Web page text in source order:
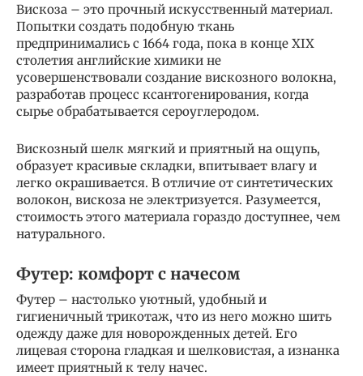
Вискоза – это прочный искусственный материал.
Попытки создать подобную ткань
предпринимались с 1664 года, пока в конце XIX
столетия английские химики не
усовершенствовали создание вискозного волокна,
разработав процесс ксантогенирования, когда
сырье обрабатывается сероуглеродом.
Вискозный шелк мягкий и приятный на ощупь,
образует красивые складки, впитывает влагу и
легко окрашивается. В отличие от синтетических
волокон, вискоза не электризуется. Разумеется,
стоимость этого материала гораздо доступнее, чем
натурального.
Футер: комфорт с начесом
Футер – настолько уютный, удобный и
гигиеничный трикотаж, что из него можно шить
одежду даже для новорожденных детей. Его
лицевая сторона гладкая и шелковистая, а изнанка
имеет приятный к телу начес.